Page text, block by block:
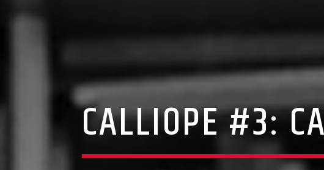
CALLIOPE #3: